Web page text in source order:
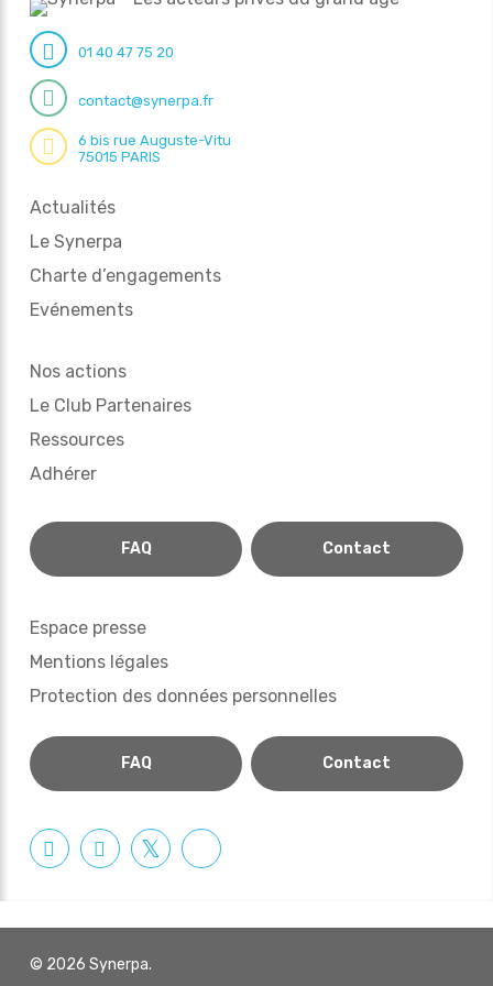
01 40 47 75 20
contact@synerpa.fr
6 bis rue Auguste-Vitu
75015 PARIS
Actualités
Le Synerpa
Charte d’engagements
Evénements
Nos actions
Le Club Partenaires
Ressources
Adhérer
FAQ Contact
Espace presse
Mentions légales
Protection des données personnelles
FAQ Contact
© 2026 Synerpa.